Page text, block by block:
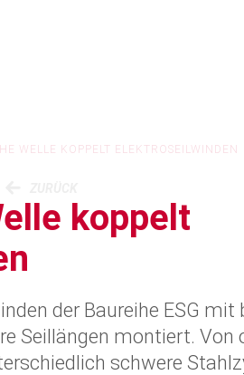
WELLE KOPPELT ELEKTROSEILWINDEN
koppelt
der Baureihe ESG mit
Seillängen montiert. Von
schwere